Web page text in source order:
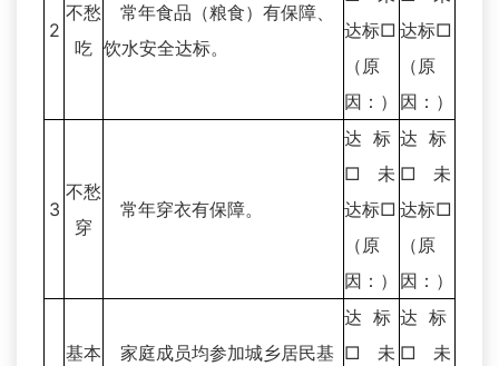
2
不愁
吃
常年食品（粮食）有保障、
饮水安全达标。
达标□
（原
因：）
达标□
（原
因：）
3
不愁
穿
常年穿衣有保障。
达 标
□ 未
达标□
（原
因：）
达 标
□ 未
达标□
（原
因：）
基本
家庭成员均参加城乡居民基
达 标
□ 未
达 标
□ 未